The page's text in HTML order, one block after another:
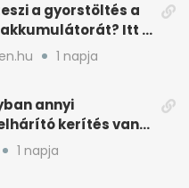
a gyorstöltés a
Itt a
1 napja
annyi
kerítés van,
az
1 napja